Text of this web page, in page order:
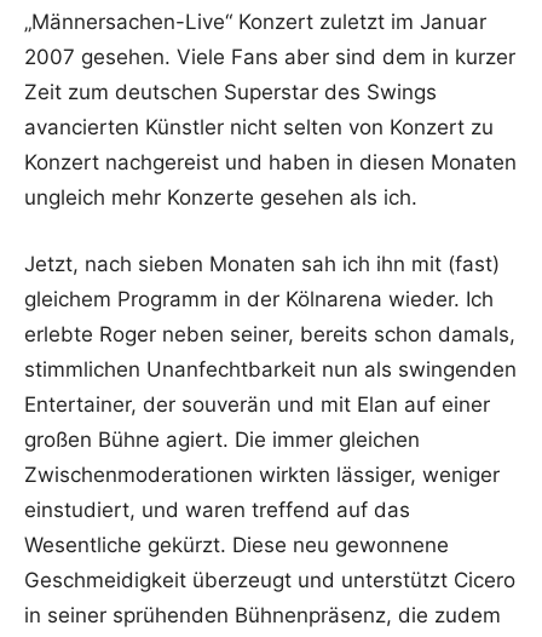
„Männersachen-Live“ Konzert zuletzt im Januar
2007 gesehen. Viele Fans aber sind dem in kurzer
Zeit zum deutschen Superstar des Swings
avancierten Künstler nicht selten von Konzert zu
Konzert nachgereist und haben in diesen Monaten
ungleich mehr Konzerte gesehen als ich.
Jetzt, nach sieben Monaten sah ich ihn mit (fast)
gleichem Programm in der Kölnarena wieder. Ich
erlebte Roger neben seiner, bereits schon damals,
stimmlichen Unanfechtbarkeit nun als swingenden
Entertainer, der souverän und mit Elan auf einer
großen Bühne agiert. Die immer gleichen
Zwischenmoderationen wirkten lässiger, weniger
einstudiert, und waren treffend auf das
Wesentliche gekürzt. Diese neu gewonnene
Geschmeidigkeit überzeugt und unterstützt Cicero
in seiner sprühenden Bühnenpräsenz, die zudem